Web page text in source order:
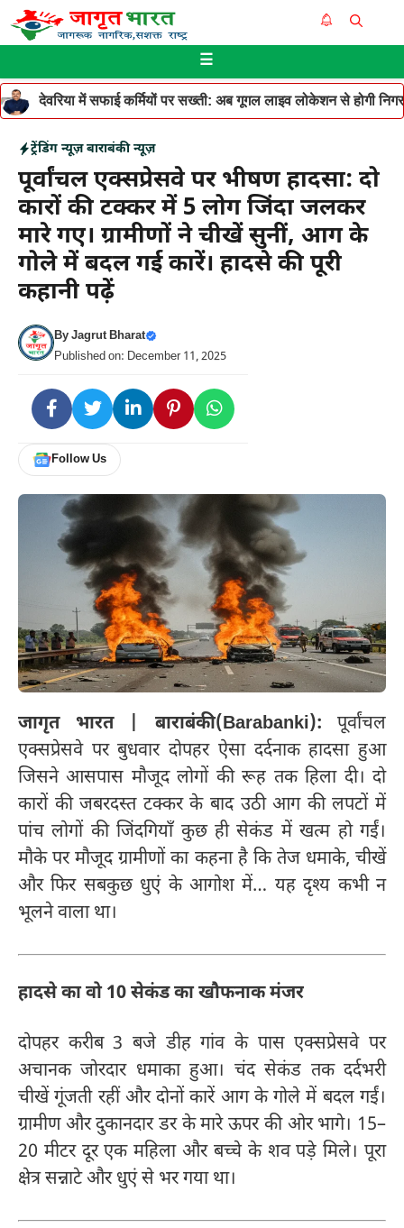
Skip
to
☰
देवरिया में सफाई कर्मियों पर सख्ती: अब गूगल लाइव लोकेशन से होगी
ट्रेंडिंग न्यूज़ बाराबंकी न्यूज़
पूर्वांचल एक्सप्रेसवे पर भीषण हादसा: दो
कारों की टक्कर में 5 लोग जिंदा जलकर
मारे गए। ग्रामीणों ने चीखें सुनीं, आग के
गोले में बदल गई कारें। हादसे की पूरी
कहानी पढ़ें
ByJagrut Bharat
Published on: December 11, 2025
Follow Us
जागृत भारत | बाराबंकी(Barabanki): पूर्वांचल
एक्सप्रेसवे पर बुधवार दोपहर ऐसा दर्दनाक हादसा हुआ
जिसने आसपास मौजूद लोगों की रूह तक हिला दी। दो
कारों की जबरदस्त टक्कर के बाद उठी आग की लपटों में
पांच लोगों की जिंदगियाँ कुछ ही सेकंड में खत्म हो गईं।
मौके पर मौजूद ग्रामीणों का कहना है कि तेज धमाके, चीखें
और फिर सबकुछ धुएं के आगोश में… यह दृश्य कभी न
भूलने वाला था।
हादसे का वो 10 सेकंड का खौफनाक मंजर
दोपहर करीब 3 बजे डीह गांव के पास एक्सप्रेसवे पर
अचानक जोरदार धमाका हुआ। चंद सेकंड तक दर्दभरी
चीखें गूंजती रहीं और दोनों कारें आग के गोले में बदल गईं।
ग्रामीण और दुकानदार डर के मारे ऊपर की ओर भागे। 15–
20 मीटर दूर एक महिला और बच्चे के शव पड़े मिले। पूरा
क्षेत्र सन्नाटे और धुएं से भर गया था।